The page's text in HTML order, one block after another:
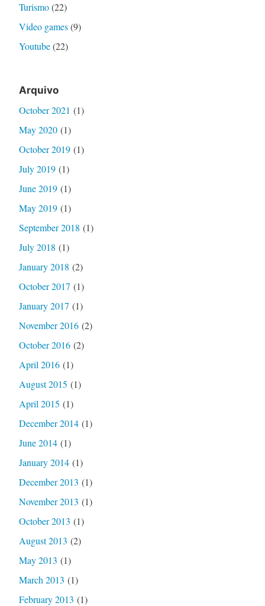
Turismo(22)
Video games(9)
Youtube(22)
Arquivo
October 2021 (1)
May 2020(1)
October 2019(1)
July 2019(1)
June 2019(1)
May 2019(1)
September 2018 (1)
July 2018 (1)
January 2018 (2)
October 2017 (1)
January 2017 (1)
November 2016(2)
October 2016(2)
April 2016(1)
August 2015 (1)
April 2015 (1)
December 2014(1)
June 2014(1)
January 2014(1)
December 2013 (1)
November 2013 (1)
October 2013 (1)
August 2013 (2)
May 2013 (1)
March 2013 (1)
February 2013 (1)